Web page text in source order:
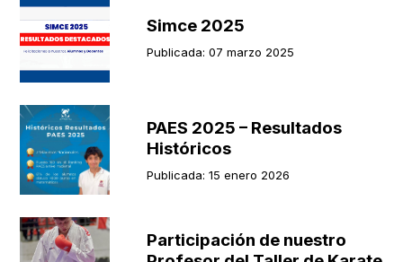
Simce 2025
Publicada: 07 marzo 2025
PAES 2025 – Resultados
Históricos
Publicada: 15 enero 2026
Participación de nuestro